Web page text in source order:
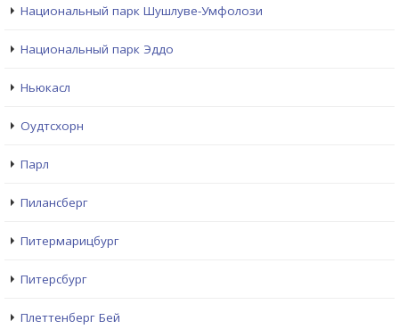
Национальный парк Шушлуве-Умфолози
Национальный парк Эддо
Ньюкасл
Оудтсхорн
Парл
Пилансберг
Питермарицбург
Питерсбург
Плеттенберг Бей